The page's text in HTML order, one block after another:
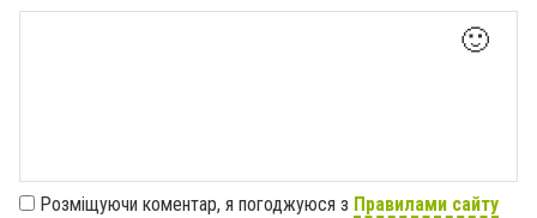
🙂
Розміщуючи коментар, я погоджуюся з Правилами сайту